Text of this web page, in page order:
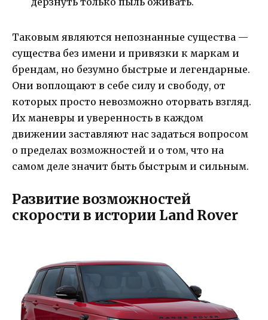
Таковым являются непознанные существа —
существа без имени и привязки к маркам и
брендам, но безумно быстрые и легендарные.
Они воплощают в себе силу и свободу, от
которых просто невозможно оторвать взгляд.
Их маневры и уверенность в каждом
движении заставляют нас задаться вопросом
о пределах возможностей и о том, что на
самом деле значит быть быстрым и сильным.
Развитие возможностей
скорости в истории Land Rover